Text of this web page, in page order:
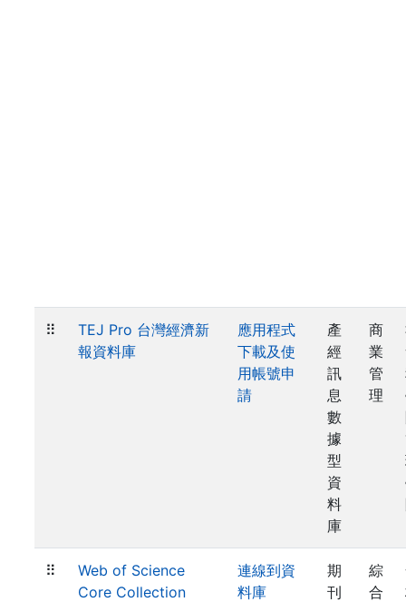
⠿
TEJ Pro 台灣經濟新
報資料庫
應用程式
下載及使
用帳號申
請
產
經
訊
息
數
據
型
資
料
庫
商
業
管
理
⠿
Web of Science
Core Collection
連線到資
料庫
期
刊
綜
合